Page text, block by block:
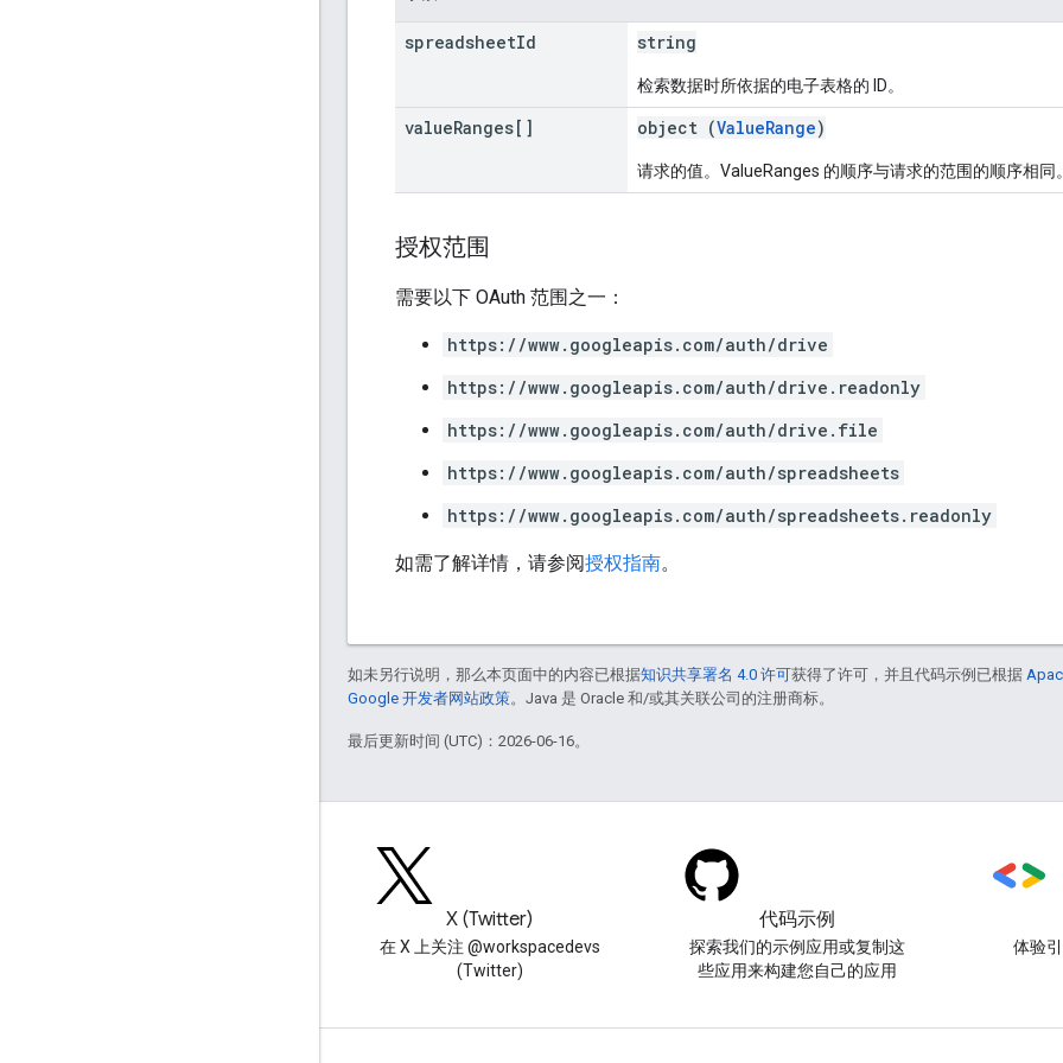
spreadsheetId string
检索数据时所依据的电子表格的 ID。
valueRanges[] object (ValueRange)
请求的值。ValueRanges 的顺序与请求的范围的顺序相同
授权范围
需要以下 OAuth 范围之一：
https://www.googleapis.com/auth/drive
https://www.googleapis.com/auth/drive.readonly
https://www.googleapis.com/auth/drive.file
https://www.googleapis.com/auth/spreadsheets
https://www.googleapis.com/auth/spreadsheets.readonly
如需了解详情，请参阅授权指南。
如未另行说明，那么本页面中的内容已根据知识共享署名 4.0 许可获得了许可，并且代码示例已根据
Google 开发者网站政策。Java 是 Oracle 和/或其关联公司的注册商标。
最后更新时间 (UTC)：2026-06-16。
X (Twitter)
在 X 上关注 @workspacedevs
(Twitter)
代码示例
探索我们的示例应用或复制这
些应用来构建您自己的应用
体验